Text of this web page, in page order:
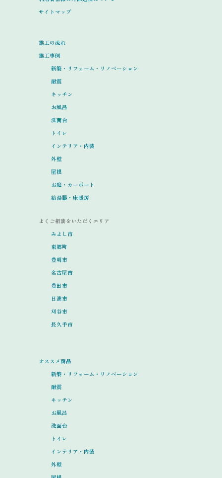
サイトマップ
施工の流れ
施工事例
新築・リフォーム・リノベーション
耐震
キッチン
お風呂
洗面台
トイレ
インテリア・内装
外壁
屋根
お庭・カーポート
給湯器・床暖房
よくご相談をいただくエリア
みよし市
東郷町
豊明市
名古屋市
豊田市
日進市
刈谷市
長久手市
オススメ商品
新築・リフォーム・リノベーション
耐震
キッチン
お風呂
洗面台
トイレ
インテリア・内装
外壁